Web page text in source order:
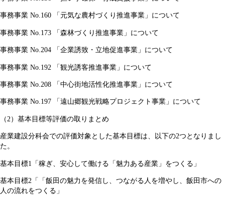
事務事業 No.160 「元気な農村づくり推進事業」について
事務事業 No.173 「森林づくり推進事業」について
事務事業 No.204 「企業誘致・立地促進事業」について
事務事業 No.192 「観光誘客推進事業」について
事務事業 No.208 「中心街地活性化推進事業」について
事務事業 No.197 「遠山郷観光戦略プロジェクト事業」について
（2）基本目標等評価の取りまとめ
産業建設分科会での評価対象とした基本目標は、以下の2つとなりまし
た。
基本目標1「稼ぎ、安心して働ける「魅力ある産業」をつくる」
基本目標2「「飯田の魅力を発信し、つながる人を増やし、飯田市への
人の流れをつくる」